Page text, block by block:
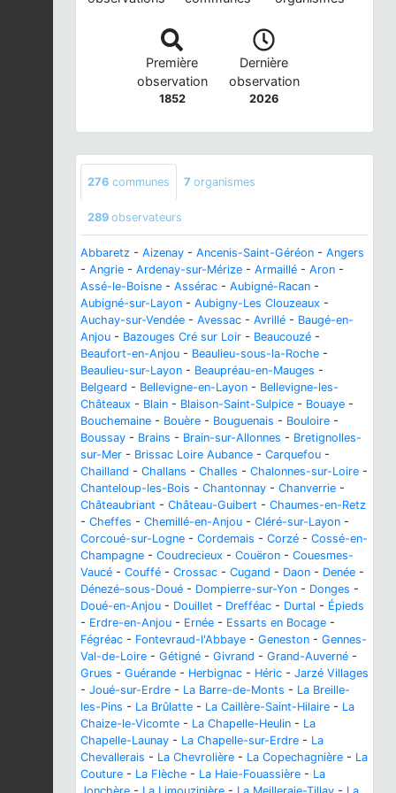
Première
observation
1852
Dernière
observation
2026
276 communes 7 organismes
289 observateurs
Abbaretz - Aizenay - Ancenis-Saint-Géréon - Angers
- Angrie - Ardenay-sur-Mérize - Armaillé - Aron -
Assé-le-Boisne - Assérac - Aubigné-Racan -
Aubigné-sur-Layon - Aubigny-Les Clouzeaux -
Auchay-sur-Vendée - Avessac - Avrillé - Baugé-en-
Anjou - Bazouges Cré sur Loir - Beaucouzé -
Beaufort-en-Anjou - Beaulieu-sous-la-Roche -
Beaulieu-sur-Layon - Beaupréau-en-Mauges -
Belgeard - Bellevigne-en-Layon - Bellevigne-les-
Châteaux - Blain - Blaison-Saint-Sulpice - Bouaye -
Bouchemaine - Bouère - Bouguenais - Bouloire -
Boussay - Brains - Brain-sur-Allonnes - Bretignolles-
sur-Mer - Brissac Loire Aubance - Carquefou -
Chailland - Challans - Challes - Chalonnes-sur-Loire -
Chanteloup-les-Bois - Chantonnay - Chanverrie -
Châteaubriant - Château-Guibert - Chaumes-en-Retz
- Cheffes - Chemillé-en-Anjou - Cléré-sur-Layon -
Corcoué-sur-Logne - Cordemais - Corzé - Cossé-en-
Champagne - Coudrecieux - Couëron - Couesmes-
Vaucé - Couffé - Crossac - Cugand - Daon - Denée -
Dénezé-sous-Doué - Dompierre-sur-Yon - Donges -
Doué-en-Anjou - Douillet - Drefféac - Durtal - Épieds
- Erdre-en-Anjou - Ernée - Essarts en Bocage -
Fégréac - Fontevraud-l'Abbaye - Geneston - Gennes-
Val-de-Loire - Gétigné - Givrand - Grand-Auverné -
Grues - Guérande - Herbignac - Héric - Jarzé Villages
- Joué-sur-Erdre - La Barre-de-Monts - La Breille-
les-Pins - La Brûlatte - La Caillère-Saint-Hilaire - La
Chaize-le-Vicomte - La Chapelle-Heulin - La
Chapelle-Launay - La Chapelle-sur-Erdre - La
Chevallerais - La Chevrolière - La Copechagnière - La
Couture - La Flèche - La Haie-Fouassière - La